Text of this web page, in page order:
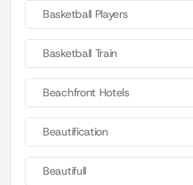
Basketball Players
Basketball Train
Beachfront Hotels
Beautification
Beautifull